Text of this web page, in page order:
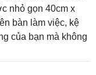
nhỏ gọn 40cm x
bàn làm việc, kệ
của bạn mà không